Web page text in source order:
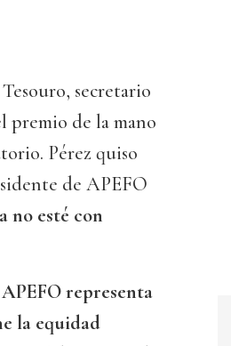
secretario
premio de la mano
Pérez quiso
de APEFO
no esté con
APEFO representa
la equidad